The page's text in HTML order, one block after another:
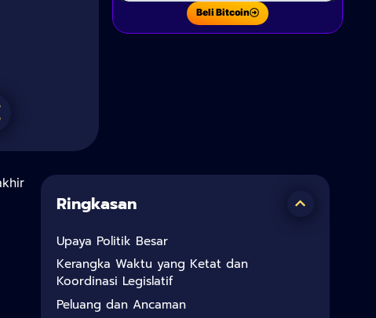
Beli Bitcoin
Ringkasan
Upaya Politik Besar
Kerangka Waktu yang Ketat dan
Koordinasi Legislatif
Peluang dan Ancaman